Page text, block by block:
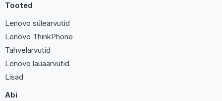
Tooted
Lenovo sülearvutid
Lenovo ThinkPhone
Tahvelarvutid
Lenovo lauaarvutid
Lisad
Abi